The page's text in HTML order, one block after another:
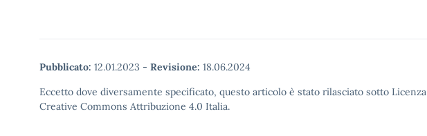
Pubblicato: 12.01.2023 - Revisione: 18.06.2024
Eccetto dove diversamente specificato, questo articolo è stato rilasciato sotto Licenza
Creative Commons Attribuzione 4.0 Italia.